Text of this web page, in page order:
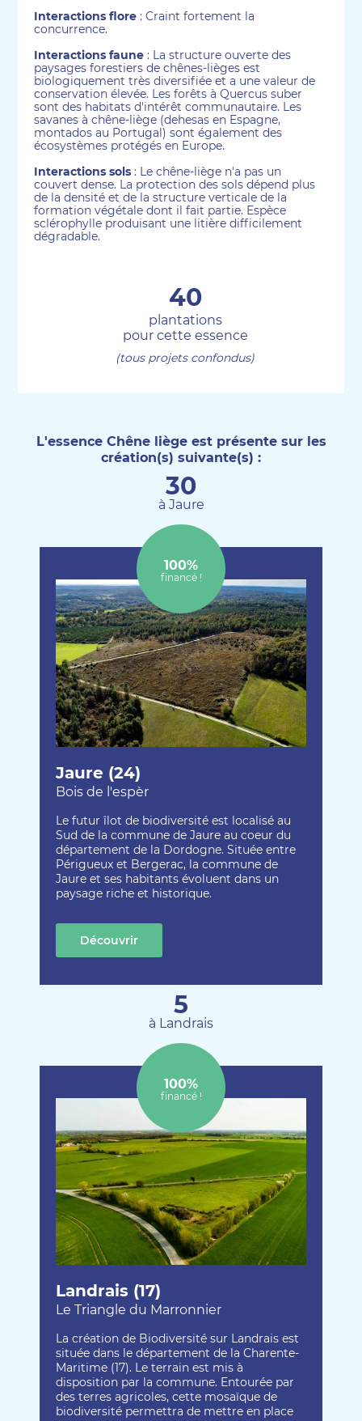
Interactions flore : Craint fortement la
concurrence.
Interactions faune : La structure ouverte des
paysages forestiers de chênes-lièges est
biologiquement très diversifiée et a une valeur de
conservation élevée. Les forêts à Quercus suber
sont des habitats d'intérêt communautaire. Les
savanes à chêne-liège (dehesas en Espagne,
montados au Portugal) sont également des
écosystèmes protégés en Europe.
Interactions sols : Le chêne-liège n'a pas un
couvert dense. La protection des sols dépend plus
de la densité et de la structure verticale de la
formation végétale dont il fait partie. Espèce
sclérophylle produisant une litière difficilement
dégradable.
40
plantations
pour cette essence
(tous projets confondus)
L'essence Chêne liège est présente sur les
création(s) suivante(s) :
30
à Jaure
Jaure (24)
Bois de l'espèr
Le futur îlot de biodiversité est localisé au
Sud de la commune de Jaure au coeur du
département de la Dordogne. Située entre
Périgueux et Bergerac, la commune de
Jaure et ses habitants évoluent dans un
paysage riche et historique.
100%
financé !
Découvrir
5
à Landrais
Landrais (17)
Le Triangle du Marronnier
La création de Biodiversité sur Landrais est
située dans le département de la Charente-
Maritime (17). Le terrain est mis à
disposition par la commune. Entourée par
des terres agricoles, cette mosaïque de
biodiversité permettra de mettre en place
100%
financé !